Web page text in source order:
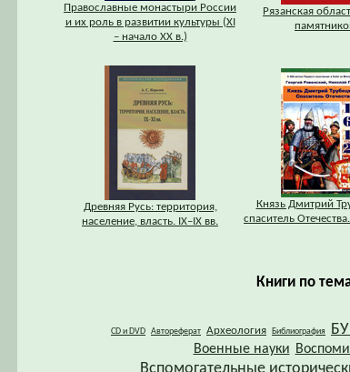
Православные монастыри России
и их роль в развитии культуры (XI
– начало XX в.)
Рязанская
Древняя Русь: территория,
население, власть. IХ–IХ вв.
Князь Дмитрий
спаситель
Книги по
CD и DVD Автореферат Археология Библиография
Военные науки
Вспомогательные